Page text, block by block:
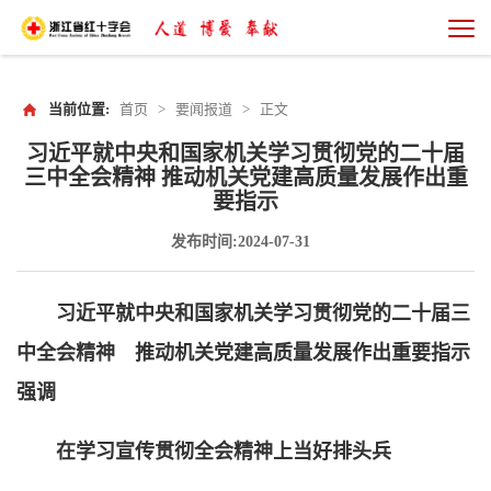
当前位置: 首页 > 要闻报道 > 正文
习近平就中央和国家机关学习贯彻党的二十届
三中全会精神 推动机关党建高质量发展作出重
要指示
发布时间:2024-07-31
习近平就中央和国家机关学习贯彻党的二十届三
中全会精神 推动机关党建高质量发展作出重要指示
强调
在学习宣传贯彻全会精神上当好排头兵